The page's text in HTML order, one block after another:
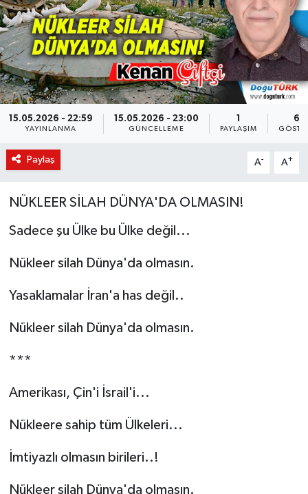
15.05.2026 - 22:59
YAYINLANMA
15.05.2026 - 23:00
GÜNCELLEME
1
PAYLAŞIM
63
Paylaş A- A+
NÜKLEER SİLAH DÜNYA'DA OLMASIN!
Sadece şu Ülke bu Ülke değil...
Nükleer silah Dünya'da olmasın.
Yasaklamalar İran'a has değil..
Nükleer silah Dünya'da olmasın.
***
Amerikası, Çin'i İsrail'i...
Nükleere sahip tüm Ülkeleri...
İmtiyazlı olmasın birileri..!
Nükleer silah Dünya'da olmasın.
KÜLTÜR-SANAT
Magazin
Medya
Politika
Sağlık
Siyaset
Spor
Türkiye